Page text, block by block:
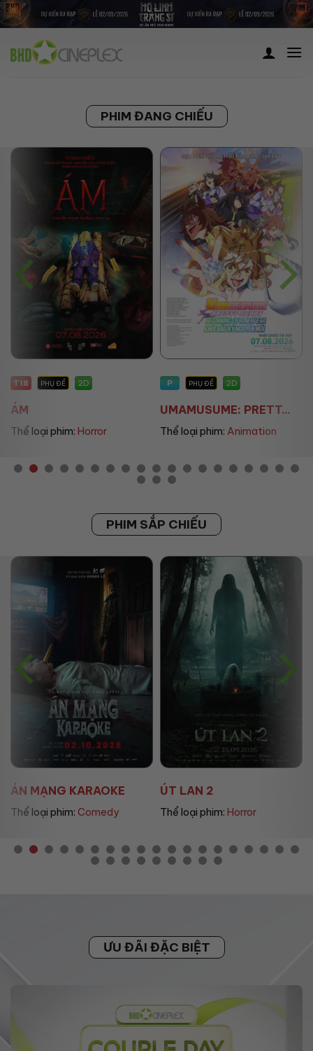
Skip
to
content
PHIM ĐANG CHIẾU
T18 PHỤ ĐỀ 2D
ÁM
Thể loại phim: Horror
P PHỤ ĐỀ 2D
UMAMUSUME: PRETT...
Thể loại phim: Animation
PHIM SẮP CHIẾU
ÁN MẠNG KARAOKE
Thể loại phim: Comedy
ÚT LAN 2
Thể loại phim: Horror
ƯU ĐÃI ĐẶC BIỆT